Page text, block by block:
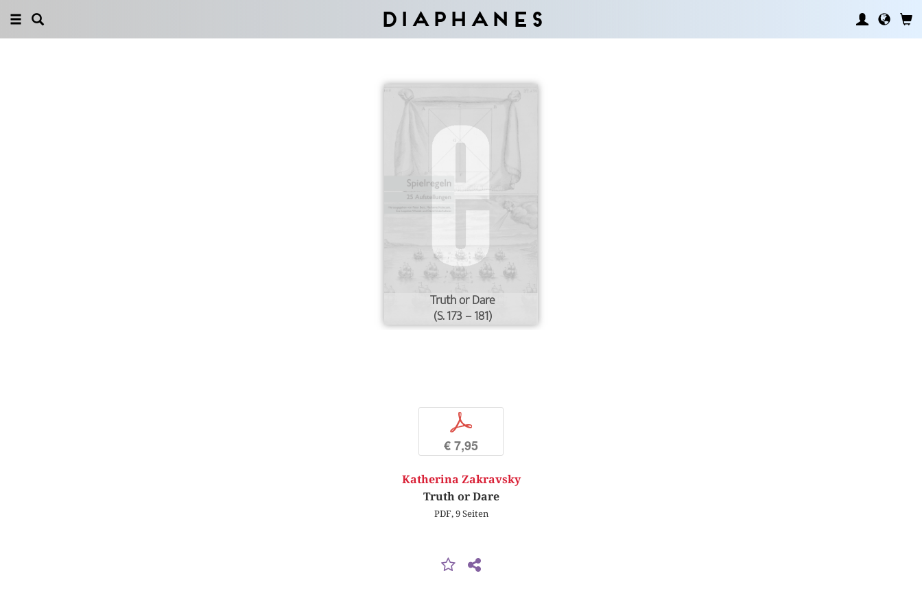
Diaphanes
Truth or Dare
(S. 173 – 181)
p
€ 7,95
Katherina Zakravsky
Truth or Dare
PDF, 9 Seiten